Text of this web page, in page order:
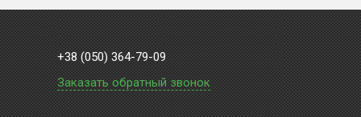
+38 (050) 364-79-09
Заказать обратный звонок